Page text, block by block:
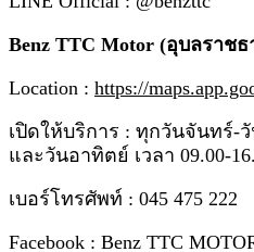
Benz TTC Motor (อุบลราชธ
Location : https://
เปิดให้บริการ : ทุกวันจันทร์-วั
และวันอาทิตย์ เวลา 09.00-
เบอร์โทรศัพท์ : 045 475 222
Facebook : Benz TTC